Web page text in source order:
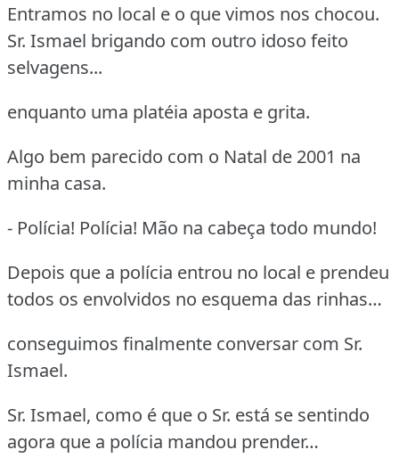
Entramos no local e o que vimos nos chocou.
Sr. Ismael brigando com outro idoso feito
selvagens...
enquanto uma platéia aposta e grita.
Algo bem parecido com o Natal de 2001 na
minha casa.
- Polícia! Polícia! Mão na cabeça todo mundo!
Depois que a polícia entrou no local e prendeu
todos os envolvidos no esquema das rinhas…
conseguimos finalmente conversar com Sr.
Ismael.
Sr. Ismael, como é que o Sr. está se sentindo
agora que a polícia mandou prender…